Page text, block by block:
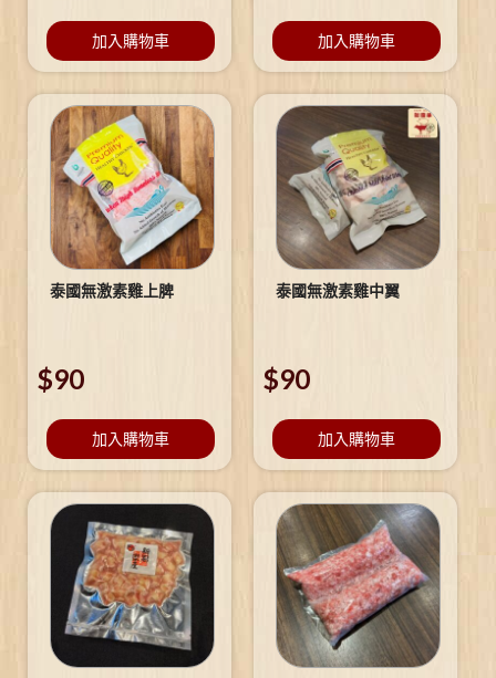
加入購物車 加入購物車
泰國無激素雞上脾
$90
加入購物車
泰國無激素雞中翼
$90
加入購物車